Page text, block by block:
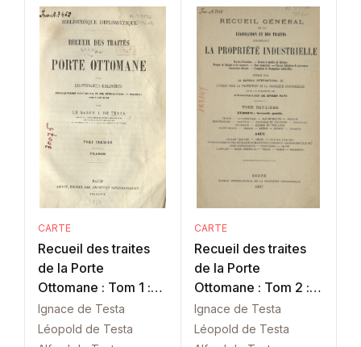
CARTE
Recueil des traites
de la Porte
Ottomane : Tom 1 :
France
Ignace de Testa
Léopold de Testa
CARTE
Recueil des traites
de la Porte
Ottomane : Tom 2 :
France
Ignace de Testa
Léopold de Testa